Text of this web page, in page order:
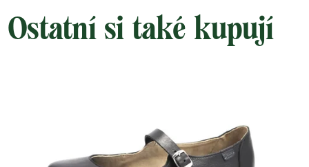
Ostatní si také kupují